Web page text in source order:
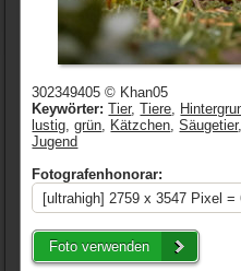
302349405 © Khan05
Keywörter: Tier,Tiere,
lustig,grün, Kätzchen,Säugetier,
Jugend
Fotografenhonorar:
Foto verwenden